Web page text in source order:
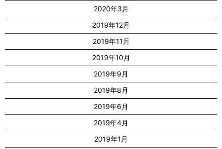
2020年3月
2019年12月
2019年11月
2019年10月
2019年9月
2019年8月
2019年6月
2019年4月
2019年1月